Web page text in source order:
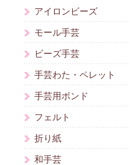
アイロンビーズ
モール手芸
ビーズ手芸
手芸わた・ペレット
手芸用ボンド
フェルト
折り紙
和手芸